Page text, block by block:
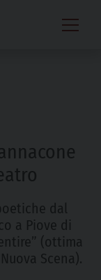
dal
a Piove di
(ottima
Scena).